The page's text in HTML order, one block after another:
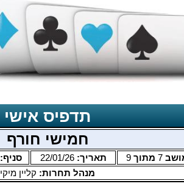
תדפיס אישי
חמישי חורף
7 מתוך 9 תאריך:22/01/26 סניף:
מנהל תחרות: קליין מיקי